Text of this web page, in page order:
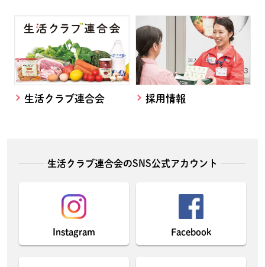
生活クラブ連合会 採用情報
生活クラブ連合会のSNS公式アカウント
Instagram Facebook